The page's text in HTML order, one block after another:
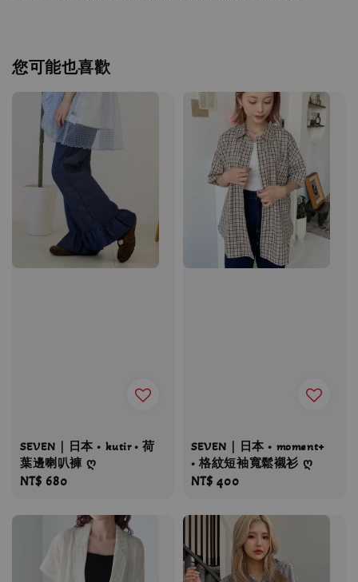
您可能也喜歡
SEVEN｜日本 • kutir • 荷
葉邊喇叭褲 ღ
Regular
NT$ 680
SEVEN｜日本 • moment+
• 格紋短袖寬鬆襯衫 ღ
Regular
NT$ 400